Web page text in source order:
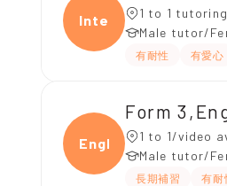
Integ 1 to 1
Male tutor/
有耐性 有愛心
Engli
Form
1 to 1/video
Male tutor/
長期補習 有耐